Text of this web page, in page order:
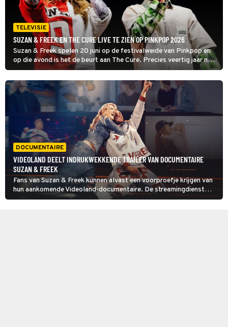
TELEVISIE
SUZAN & FREEK EN THE CURE LIVE TE ZIEN OP PINKPOP 2026
Suzan & Freek spelen 20 juni op de festivalweide van Pinkpop en
op die avond is het de beurt aan The Cure. Precies veertig jaar na
hun succesvolle Pinkpopdebuut sluit de newwaveband rond
zanger Robert Smith de tweede festivaldag van Pinkpop 2026
Live af.
DOCUMENTAIRE
VIDEOLAND DEELT INDRUKWEKKENDE TRAILER VAN DOCUMENTAIRE
SUZAN & FREEK
Fans van Suzan & Freek kunnen alvast een voorproefje krijgen van
hun aankomende Videoland-documentaire. De streamingdienst
heeft namelijk de volledige trailer van Suzan & Freek: We Vieren